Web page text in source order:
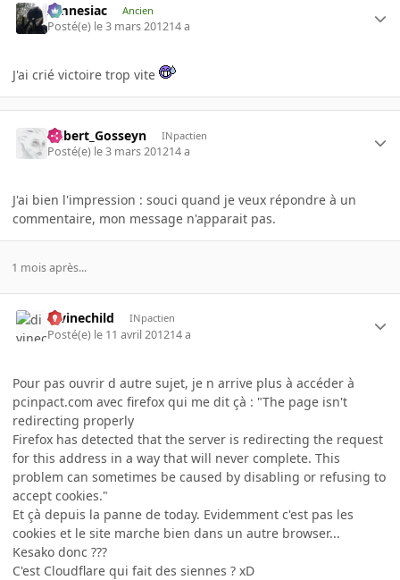
Amnesiac Ancien
Posté(e) le 3 mars 201214 a
J'ai crié victoire trop vite
Gilbert_Gosseyn INpactien
Posté(e) le 3 mars 201214 a
J'ai bien l'impression : souci quand je veux répondre à un
commentaire, mon message n'apparait pas.
1 mois après...
divinechild INpactien
Posté(e) le 11 avril 201214 a
Pour pas ouvrir d autre sujet, je n arrive plus à accéder à
pcinpact.com avec firefox qui me dit çà : "The page isn't
redirecting properly
Firefox has detected that the server is redirecting the request
for this address in a way that will never complete. This
problem can sometimes be caused by disabling or refusing to
accept cookies."
Et çà depuis la panne de today. Evidemment c'est pas les
cookies et le site marche bien dans un autre browser...
Kesako donc ???
C'est Cloudflare qui fait des siennes ? xD